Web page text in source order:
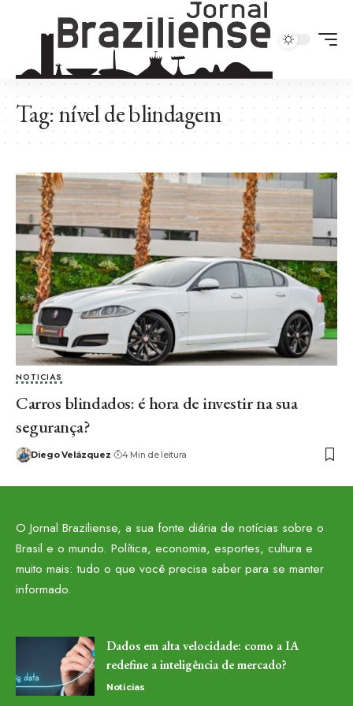
Tag:nível de blindagem
NOTICIAS
Carros blindados: é hora de investir na sua
segurança?
Diego Velázquez 4 Min de leitura
O Jornal Braziliense, a sua fonte diária de notícias sobre o
Brasil e o mundo. Política, economia, esportes, cultura e
muito mais: tudo o que você precisa saber para se manter
informado.
Dados em alta velocidade: como a IA
redefine a inteligência de mercado?
Noticias